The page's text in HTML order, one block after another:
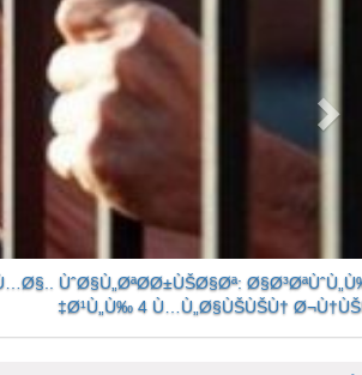
ÙˆØ§Ù„ØªØ­Ø±ÙŠØ§Øª:
Ø¹Ù„Ù‰ 4 Ù…Ù„Ø§ÙŠÙŠÙ†